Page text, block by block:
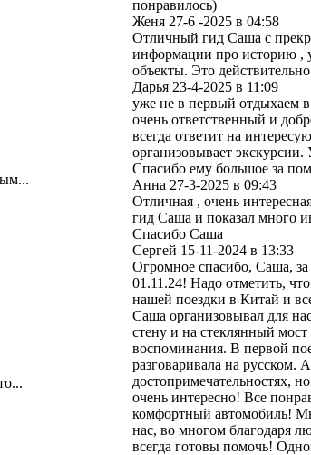
понравилось)
Женя 27-6 -2025 в 04:58
Отличный гид Саша с
информации про историю ,
объекты. Это
Дарья 23-4-2025 в 11:09
уже не в первый отдыхаем
очень ответственный и
всегда ответит на
организовывает
Спасибо ему большое за
Анна 27-3-2025 в 09:43
Отличная , очень
гид Саша и показал много
Спасибо Саша
Сергей 15-11-2024 в 13:33
Огромное спасибо, Саша,
01.11.24! Надо отметить,
нашей поездки в Китай и
Саша организовывал для
стену и на стеклянный
воспоминания. В первой
разговаривала на русском.
достопримечательностях,
очень интересно! Все
комфортный автомобиль!
нас, во многом благодаря
всегда готовы помочь!